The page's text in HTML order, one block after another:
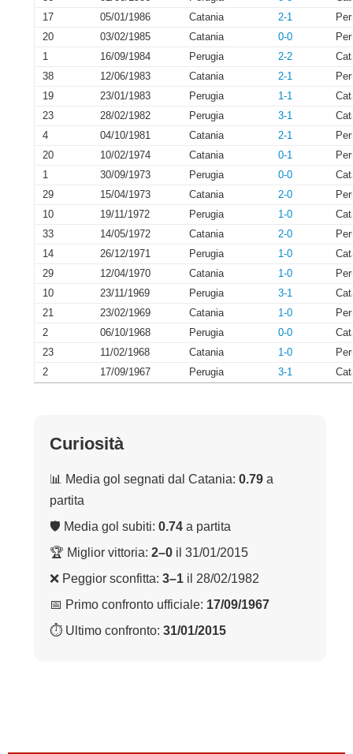
17
05/01/1986 Catania 2-1
20
03/02/1985 Catania 0-0
1
16/09/1984 Perugia 2-2
38
12/06/1983 Catania 2-1
19
23/01/1983 Perugia 1-1
23
28/02/1982 Perugia 3-1
4
04/10/1981 Catania 2-1
20
10/02/1974 Catania 0-1
1
30/09/1973 Perugia 0-0
29
15/04/1973 Catania 2-0
10
19/11/1972 Perugia 1-0
33
14/05/1972 Catania 2-0
14
26/12/1971 Perugia 1-0
29
12/04/1970 Catania 1-0
10
23/11/1969 Perugia 3-1
21
23/02/1969 Catania 1-0
2
06/10/1968 Perugia 0-0
23
11/02/1968 Catania 1-0
2
17/09/1967 Perugia 3-1
Curiosità
📊 Media gol segnati dal Catania: 0.79 a
partita
🛡 Media gol subiti: 0.74 a partita
🏆 Miglior vittoria: 2–0 il 31/01/2015
❌ Peggior sconfitta: 3–1 il 28/02/1982
📅 Primo confronto ufficiale: 17/09/1967
⏱ Ultimo confronto: 31/01/2015